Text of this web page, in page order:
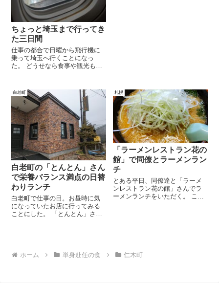
ちょっと埼玉まで行ってき
た三日間
仕事の都合で日曜から飛行機に
乗って埼玉へ行くことになっ
た。 どうせなら食事や観光も楽
残念な結果。 でも食べる方はそ
こそこ満足できた三日間となっ
た。
白老町
白老町の「とんとん」さん
で栄養バランス満点の日替
わりランチ
白老町で仕事の日。お昼時に気
になっていたお店に行ってみる
ことにした。 「とんとん」さん
の内容だった。
札幌
「ラーメンレストラン花の
館」で同僚とラーメンラン
チ
とある平日、同僚達と「ラーメ
ンレストラン花の館」さんでラ
ーメンランチをいただく。 こち
もらっています。
ホーム 単身赴任の食 仁木町